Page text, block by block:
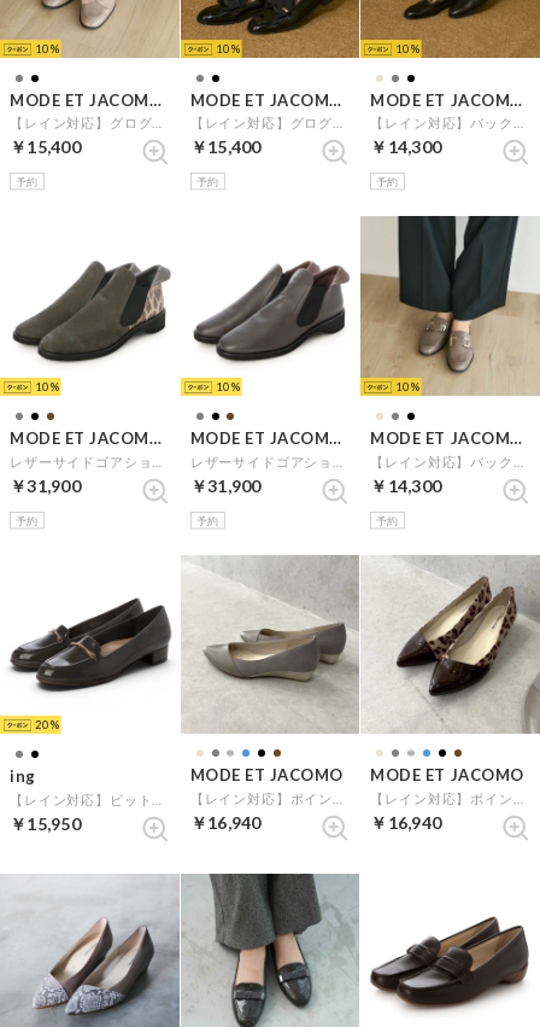
10
MODE ET JACOMO carino
￥15,400
予約
10
MODE ET JACOMO carino
￥15,400
予約
10
MODE ET JACOMO carino
￥14,300
予約
10
MODE ET JACOMO D'ICI
￥31,900
予約
10
MODE ET JACOMO D'ICI
￥31,900
予約
10
MODE ET JACOMO carino
￥14,300
予約
20
ing
￥15,950
MODE ET JACOMO
￥16,940
MODE ET JACOMO
￥16,940